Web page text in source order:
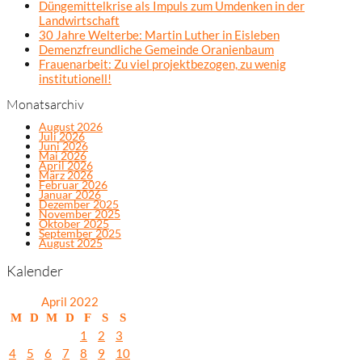
Düngemittelkrise als Impuls zum Umdenken in der
Landwirtschaft
30 Jahre Welterbe: Martin Luther in Eisleben
Demenzfreundliche Gemeinde Oranienbaum
Frauenarbeit: Zu viel projektbezogen, zu wenig
institutionell!
Monatsarchiv
August 2026
Juli 2026
Juni 2026
Mai 2026
April 2026
März 2026
Februar 2026
Januar 2026
Dezember 2025
November 2025
Oktober 2025
September 2025
August 2025
Kalender
April 2022
M D M D F S S
1 2
3
4
5 6 7 8 9 10